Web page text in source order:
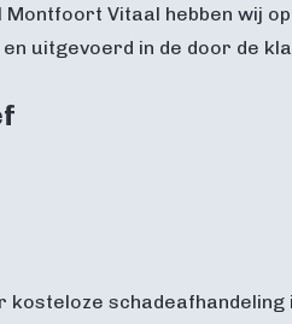
Montfoort Vitaal hebben wij
uitgevoerd in de door de
schadeafhandeling